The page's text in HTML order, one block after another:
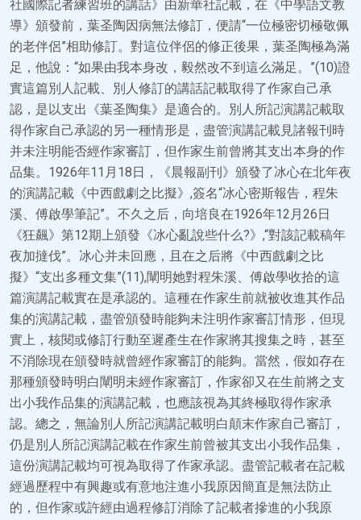
社國際記者練習班的講話》由新華社記載，在《中學語文教
導》頒發前，葉圣陶因病無法修訂，便請“一位極密切極敬佩
的老伴侶”相助修訂。對這位伴侶的修正後果，葉圣陶極為滿
足，他說：“如果由我本身改，毅然改不到這么滿足。”(10)證
實這篇別人記載、別人修訂的講話記載取得了作家自己承
認，是以支出《葉圣陶集》是適合的。別人所記演講記載取
得作家自己承認的另一種情形是，盡管演講記載見諸報刊時
并未注明能否經作家審訂，但作家生前曾將其支出本身的作
品集。1926年11月18日，《晨報副刊》頒發了冰心在北年夜
的演講記載《中西戲劇之比擬》,簽名“冰心密斯報告，程朱
溪、傅啟學筆記”。不久之后，向培良在1926年12月26日
《狂飆》第12期上頒發《冰心亂說些什么?》,“對該記載稿年
夜加撻伐”。冰心并未回應，且在之后將《中西戲劇之比
擬》“支出多種文集”(11),闡明她對程朱溪、傅啟學收拾的這
篇演講記載實在是承認的。這種在作家生前就被收進其作品
集的演講記載，盡管頒發時能夠未注明作家審訂情形，但現
實上，核閱或修訂行動至遲產生在作家將其搜集之時，甚至
不消除現在頒發時就曾經作家審訂的能夠。當然，假如存在
那種頒發時明白闡明未經作家審訂，作家卻又在生前將之支
出小我作品集的演講記載，也應該視為其終極取得作家承
認。總之，無論別人所記演講記載明白顛末作家自己審訂，
仍是別人所記演講記載在作家生前曾被其支出小我作品集，
這份演講記載均可視為取得了作家承認。盡管記載者在記載
經過歷程中有興趣或有意地注進小我原因簡直是無法防止
的，但作家或許經由過程修訂消除了記載者摻進的小我原